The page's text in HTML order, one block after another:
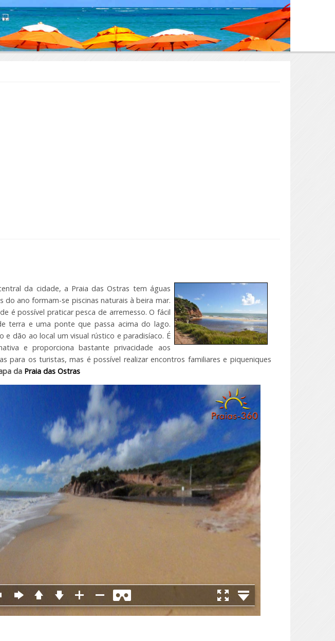
da cidade, a Praia das Ostras tem águas
do ano formam-se piscinas naturais à beira mar.
é possível praticar pesca de arremesso. O fácil
terra e uma ponte que passa acima do lago.
e dão ao local um visual rústico e paradisíaco. É
e proporciona bastante privacidade aos
para os turistas, mas é possível realizar encontros familiares e piqueniques
da Praia das Ostras